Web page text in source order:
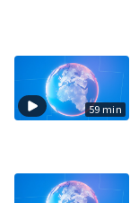
59 min